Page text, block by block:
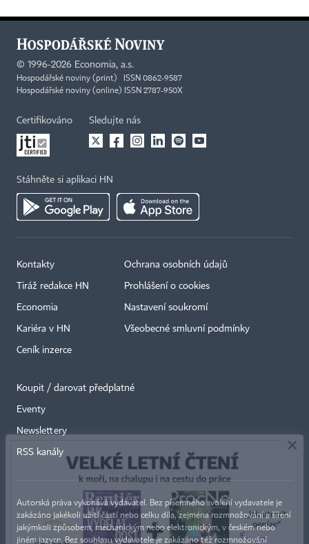
© 1996-2026 Economia, a.s.
Hospodářské noviny (print) ISSN 0862-9587
Hospodářské noviny (online) ISSN 2787-950X
Certifikováno Sledujte nás
Stáhněte si aplikaci HN
Kontakty
Tiráž redakce HN
Economia
Kariéra v HN
Ceník inzerce
Ochrana osobních údajů
Prohlášení o cookies
Nastavení soukromí
Všeobecné smluvní podmínky
Koupit / darovat předplatné
Eventy
Newslettery
RSS kanály
Autorská práva vykonává vydavatel. Bez písemného svolení vydavatele je
zakázáno jakékoli užití částí nebo celku díla, zejména rozmnožování a šíření
jakýmkoli způsobem, mechanickým nebo elektronickým, v českém nebo
jiném jazyce. Bez souhlasu vydavatele je zakázáno též rozmnožování